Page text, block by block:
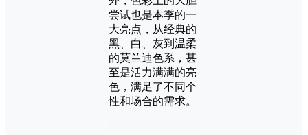
尝试也是本季的一
大亮点，从经典的
黑、白、灰到温柔
的莫兰迪色系，甚
至是活力满满的亮
色，满足了不同个
性和场合的需求。